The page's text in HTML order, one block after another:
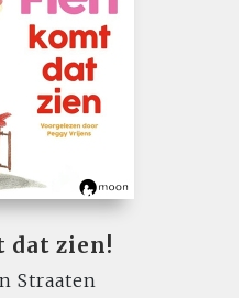
dat zien!
Straaten